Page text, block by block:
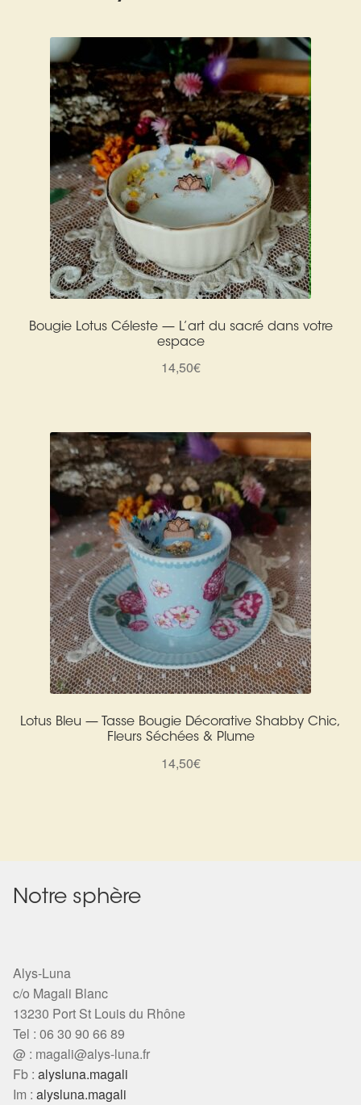
Nouveautés
Bijoux
Bolas
Bracelets
Colliers
Pendentifs
Pierres
Harmonisation des lieux
Soin beauté
Sels de bain
Encens
Cadeaux de naissance
Ésotérisme : les pratiques spirituelles du monde invisible
Arts Divinatoires : Percez les Mystères de l’Invisible
Magie: Le Savoir des Sorcières
La roue de l’année
Mon compte
Validation de la commande
Détails du compte
Panier
Search
Bougie Lotus Céleste — L’art du sacré dans votre
espace
14,50€
Lotus Bleu — Tasse Bougie Décorative Shabby Chic,
Fleurs Séchées & Plume
14,50€
Notre sphère
Alys-Luna
c/o Magali Blanc
13230 Port St Louis du Rhône
Tel : 06 30 90 66 89
@ : magali@alys-luna.fr
Fb : alysluna.magali
Im : alysluna.magali